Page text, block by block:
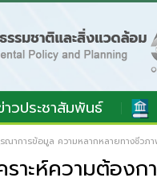
าวประชาสัมพันธ์
รณาการข้อมูล ความหลากหลายทางชีวภ
ราะห์ความต้อ